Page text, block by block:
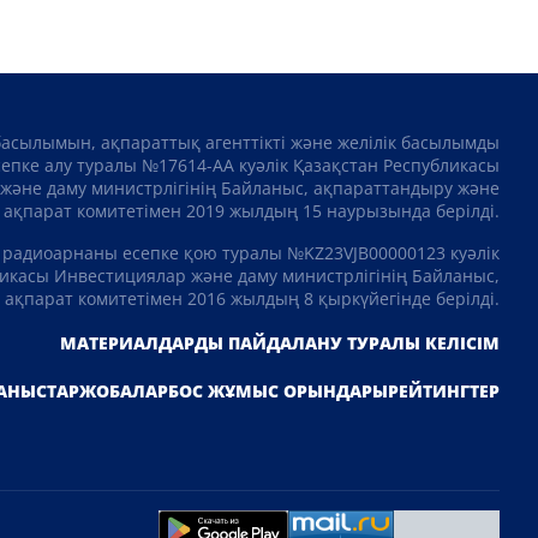
ақпараттық агенттікті және желілік басылымды
алу туралы №17614-АА куәлік Қазақстан Республикасы
даму министрлігінің Байланыс, ақпараттандыру және
ақпарат комитетімен 2019 жылдың 15 наурызында берілді.
есепке қою туралы №KZ23VJB00000123 куәлік
Инвестициялар және даму министрлігінің Байланыс,
комитетімен 2016 жылдың 8 қыркүйегінде берілді.
МАТЕРИАЛДАРДЫ ПАЙДАЛАНУ ТУРАЛЫ КЕЛІСІМ
ЖОБАЛАРБОС ЖҰМЫС ОРЫНДАРЫРЕЙТИНГТЕР